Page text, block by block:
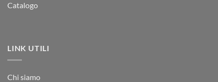
Catalogo
LINK UTILI
Chi siamo